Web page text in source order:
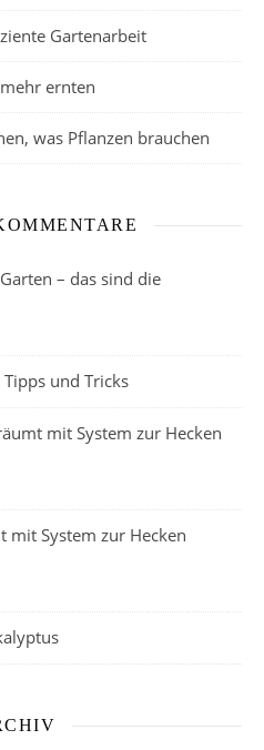
Gartenarbeit
ernten
was Pflanzen brauchen
– das sind die
und Tricks
mit System zur Hecken
mit System zur Hecken